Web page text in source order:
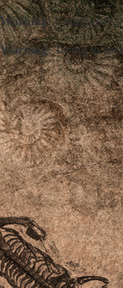
Warning: Undefined
Warning: Trying to